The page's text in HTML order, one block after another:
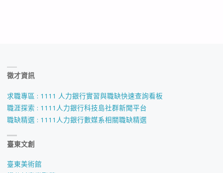
徵才資訊
求職專區 : 1111 人力銀行實習與職缺快速查詢看板
職涯探索 : 1111人力銀行科技島社群新聞平台
職缺精選 : 1111人力銀行數媒系相關職缺精選
臺東文創
臺東美術館